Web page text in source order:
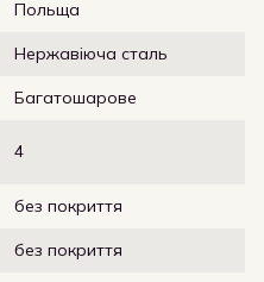
Польща
Нержавіюча сталь
Багатошарове
4
без покриття
без покриття